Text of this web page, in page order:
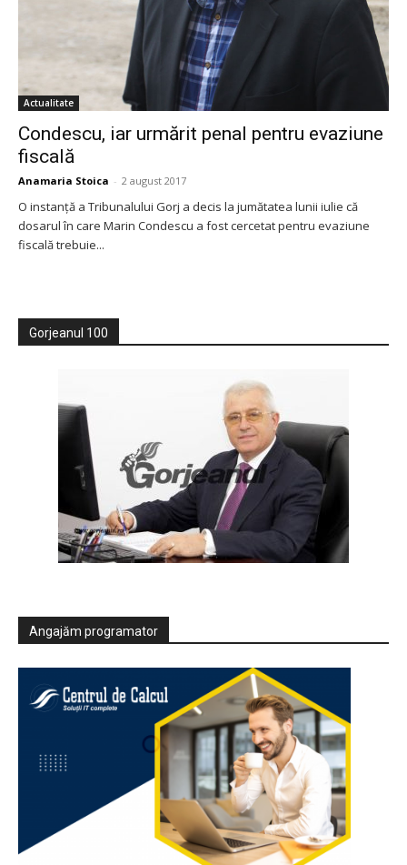
Actualitate
Condescu, iar urmărit penal pentru evaziune
fiscală
Anamaria Stoica - 2 august 2017
O instanță a Tribunalului Gorj a decis la jumătatea lunii iulie că
dosarul în care Marin Condescu a fost cercetat pentru evaziune
fiscală trebuie...
Gorjeanul 100
Angajăm programator